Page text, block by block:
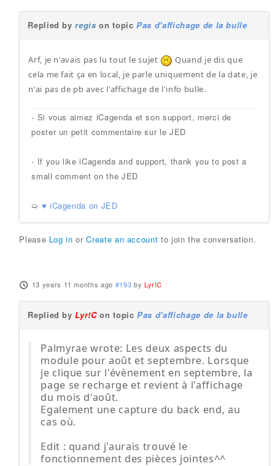
Replied byregis on topicPas d'affichage de la bulle
Arf, je n'avais pas lu tout le sujet
Quand je dis que
cela me fait ça en local, je parle uniquement de la date, je
n'ai pas de pb avec l'affichage de l'info bulle.
- Si vous aimez iCagenda et son support, merci de
poster un petit commentaire sur le JED
- If you like iCagenda and support, thank you to post a
small comment on the JED
➯ ♥ iCagenda on JED
Please Log in orCreate an account to join the conversation.
13 years 11 months ago #193 by Lyr!C
Replied byLyr!Con topicPas d'affichage de la bulle
Palmyrae wrote: Les deux aspects du
module pour août et septembre. Lorsque
je clique sur l'évènement en septembre, la
page se recharge et revient à l'affichage
du mois d'août.
Egalement une capture du back end, au
cas où.
Edit : quand j'aurais trouvé le
fonctionnement des pièces jointes^^